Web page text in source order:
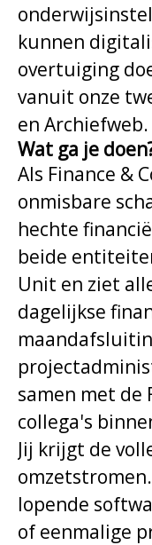
kunnen
overtuiging
vanuit onze
en Archiefweb.
Wat ga je
Als Finance &
onmisbare
hechte
beide
Unit en ziet
dagelijkse
samen met de
collega's
Jij krijgt de
lopende
of eenmalige